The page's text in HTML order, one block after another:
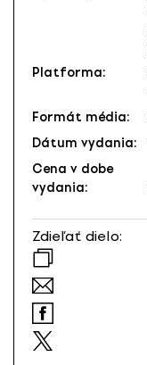
Platforma:
Formát média:
Dátum vydania:
Cena v dobe
vydania:
Zdieľať dielo: